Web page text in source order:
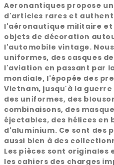
Aeronantiques propose
d'articles rares et
l'aéronautique militaire et
objets de décoration
l'automobile vintage.
uniformes, des casques
l'aviation en passant par
mondiale, l'épopée des
Vietnam, jusqu'à la guerre
des uniformes, des
combinaisons, des
éjectables, des hélices en
d'aluminium. Ce sont des
aussi bien à des
Les pièces sont originales
les cahiers des charges